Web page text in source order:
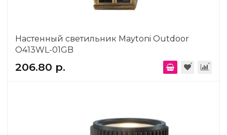
Настенный светильник Maytoni Outdoor
O413WL-01GB
206.80 р.